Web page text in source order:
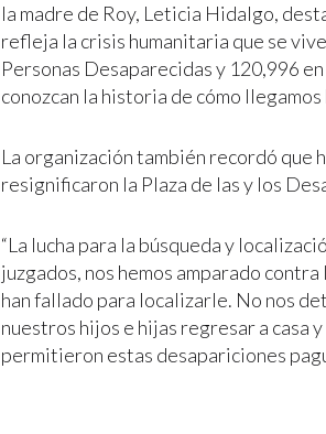
la madre de Roy, Leticia Hidalgo,
refleja la crisis humanitaria que se
Personas Desaparecidas y 120,996
conozcan la historia de cómo llegamos
La organización también recordó que
resignificaron la Plaza de las y los
“La lucha para la búsqueda y
juzgados, nos hemos amparado
han fallado para localizarle. No nos
nuestros hijos e hijas regresar a casa
permitieron estas desapariciones